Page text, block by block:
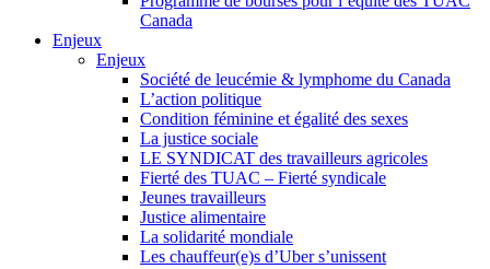
Canada
Enjeux
Enjeux
Société de leucémie & lymphome du Canada
L’action politique
Condition féminine et égalité des sexes
La justice sociale
LE SYNDICAT des travailleurs agricoles
Fierté des TUAC – Fierté syndicale
Jeunes travailleurs
Justice alimentaire
La solidarité mondiale
Les chauffeur(e)s d’Uber s’unissent